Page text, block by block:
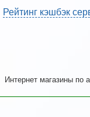
Рейтинг кэшбэк
Интернет магазины по